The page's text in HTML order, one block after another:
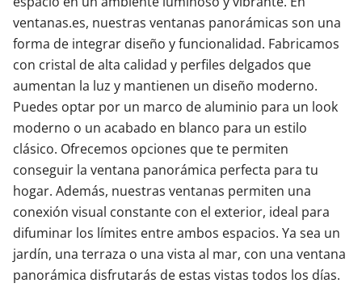
ventanas.es, nuestras ventanas panorámicas son una
forma de integrar diseño y funcionalidad. Fabricamos
con cristal de alta calidad y perfiles delgados que
aumentan la luz y mantienen un diseño moderno.
Puedes optar por un marco de aluminio para un look
moderno o un acabado en blanco para un estilo
clásico. Ofrecemos opciones que te permiten
conseguir la ventana panorámica perfecta para tu
hogar. Además, nuestras ventanas permiten una
conexión visual constante con el exterior, ideal para
difuminar los límites entre ambos espacios. Ya sea un
jardín, una terraza o una vista al mar, con una ventana
panorámica disfrutarás de estas vistas todos los días.